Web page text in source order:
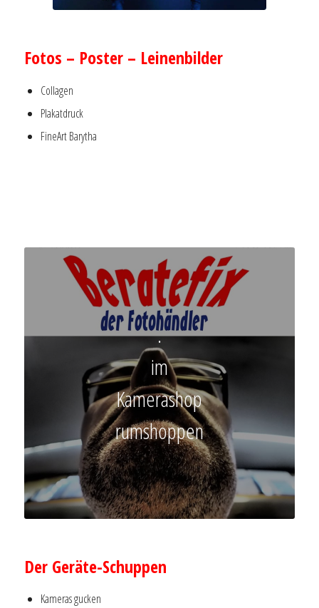
Fotos – Poster – Leinenbilder
Collagen
Plakatdruck
FineArt Barytha
.
im
Kamerashop
rumshoppen
Der Geräte-Schuppen
Kameras gucken